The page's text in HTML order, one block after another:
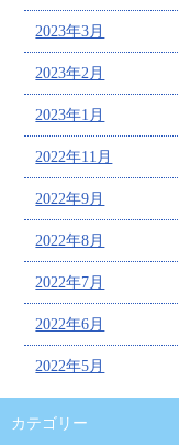
2023年3月
2023年2月
2023年1月
2022年11月
2022年9月
2022年8月
2022年7月
2022年6月
2022年5月
カテゴリー